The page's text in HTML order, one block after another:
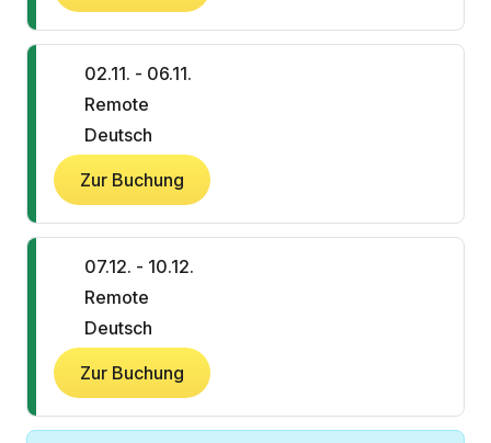
02.11. - 06.11.
Remote
Deutsch
Zur Buchung
07.12. - 10.12.
Remote
Deutsch
Zur Buchung